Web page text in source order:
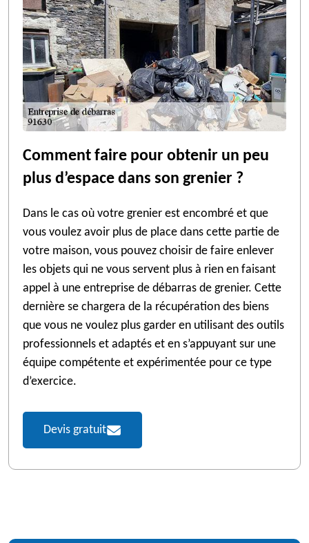
Comment faire pour obtenir un peu
plus d’espace dans son grenier ?
Dans le cas où votre grenier est encombré et que
vous voulez avoir plus de place dans cette partie de
votre maison, vous pouvez choisir de faire enlever
les objets qui ne vous servent plus à rien en faisant
appel à une entreprise de débarras de grenier. Cette
dernière se chargera de la récupération des biens
que vous ne voulez plus garder en utilisant des outils
professionnels et adaptés et en s’appuyant sur une
équipe compétente et expérimentée pour ce type
d’exercice.
Devis gratuit